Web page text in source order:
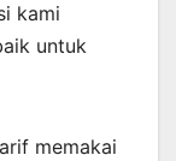
kami
untuk
memakai